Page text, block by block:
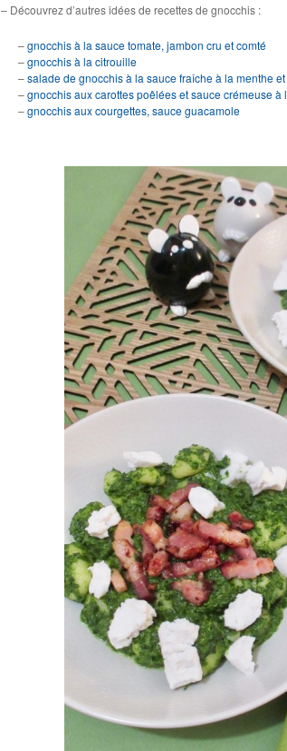
– Découvrez d’autres idées de recettes de gnocchis :
–gnocchis à la sauce tomate, jambon cru et comté
–gnocchis à la citrouille
–salade de gnocchis à la sauce fraîche à la menthe
–gnocchis aux carottes poêlées et sauce crémeuse à
–gnocchis aux courgettes, sauce guacamole